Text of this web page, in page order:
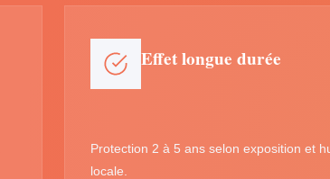
Effet longue durée
Protection 2 à 5 ans selon exposition et
locale.